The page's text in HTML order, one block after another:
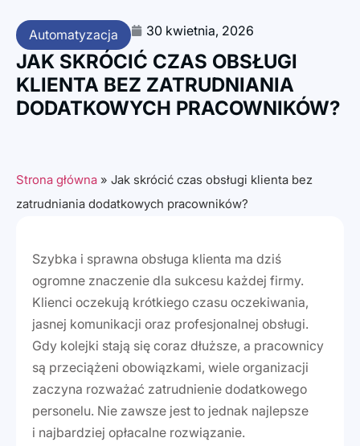
Automatyzacja 30 kwietnia, 2026
JAK SKRÓCIĆ CZAS OBSŁUGI
KLIENTA BEZ ZATRUDNIANIA
DODATKOWYCH PRACOWNIKÓW?
Strona główna » Jak skrócić czas obsługi klienta bez
zatrudniania dodatkowych pracowników?
Szybka i sprawna obsługa klienta ma dziś
ogromne znaczenie dla sukcesu każdej firmy.
Klienci oczekują krótkiego czasu oczekiwania,
jasnej komunikacji oraz profesjonalnej obsługi.
Gdy kolejki stają się coraz dłuższe, a pracownicy
są przeciążeni obowiązkami, wiele organizacji
zaczyna rozważać zatrudnienie dodatkowego
personelu. Nie zawsze jest to jednak najlepsze
i najbardziej opłacalne rozwiązanie.